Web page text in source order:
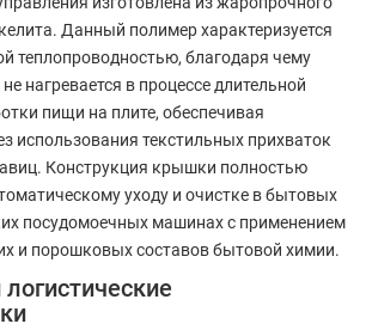
Данный полимер характеризуется
теплопроводностью, благодаря чему
нагревается в процессе длительной
пищи на плите, обеспечивая
использования текстильных прихваток
Конструкция крышки полностью
уходу и очистке в бытовых
посудомоечных машинах с применением
и порошковых составов бытовой химии.